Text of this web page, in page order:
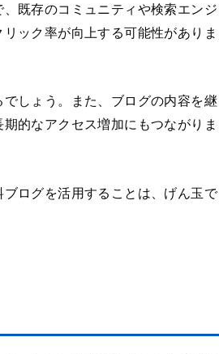
既存のコミュニティや検索エンジ
ック率が向上する可能性がありま
しょう。また、ブログの内容を継
的なアクセス増加にもつながりま
ログを活用することは、げん玉で